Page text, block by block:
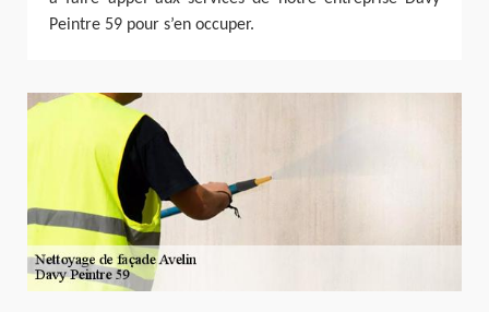
Peintre 59 pour s’en occuper.